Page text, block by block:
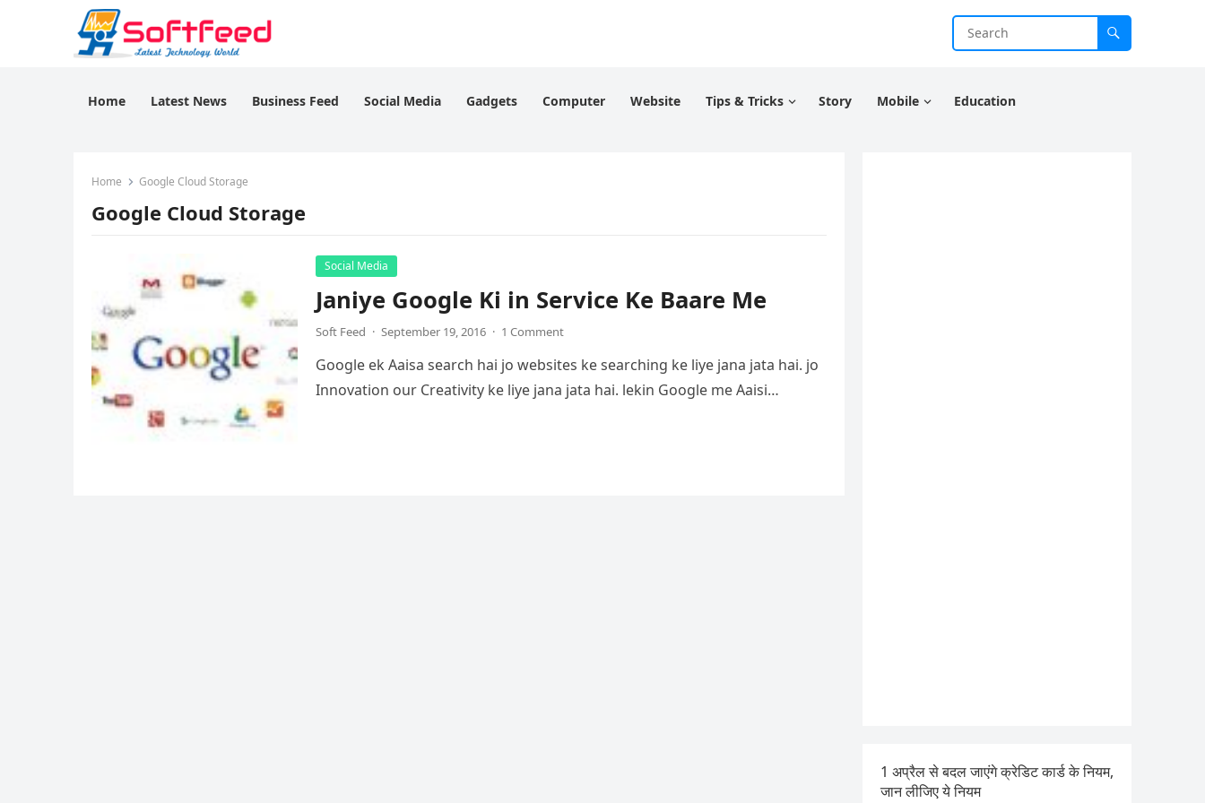
Home Latest News Business Feed Social Media Gadgets Computer Website Tips & Tricks Story Mobile Education
Home Google Cloud Storage
Google Cloud Storage
Social Media
Janiye Google Ki in Service Ke Baare Me
Soft Feed · September 19, 2016 · 1 Comment
Google ek Aaisa search hai jo websites ke searching ke liye jana jata hai. jo
Innovation our Creativity ke liye jana jata hai. lekin Google me Aaisi…
1 अप्रैल से बदल जाएंगे क्रेडिट कार्ड के नियम,
जान लीजिए ये नियम